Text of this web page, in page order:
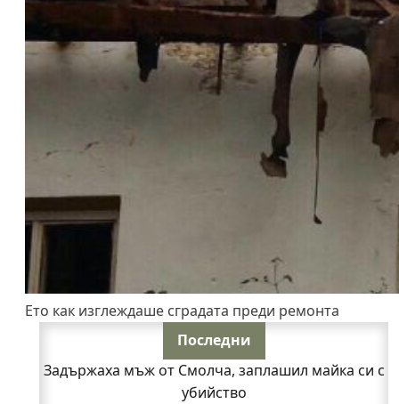
Ето как изглеждаше сградата преди ремонта
Последни
Задържаха мъж от Смолча, заплашил майка си с
убийство